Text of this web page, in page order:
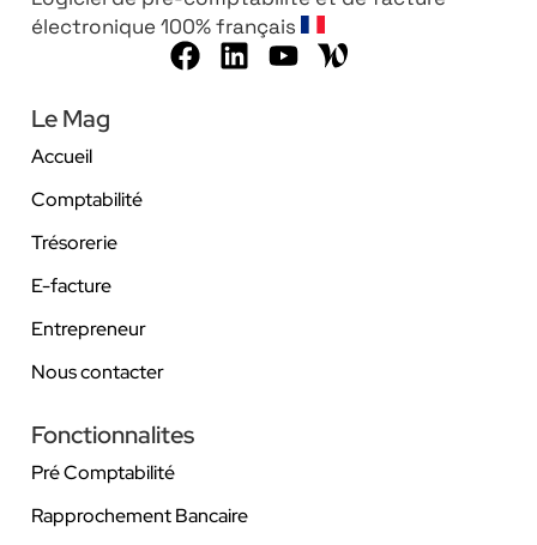
électronique 100% français
Le Mag
Accueil
Comptabilité
Trésorerie
E-facture
Entrepreneur
Nous contacter
Fonctionnalites
Pré Comptabilité
Rapprochement Bancaire